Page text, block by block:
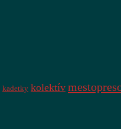
kadetky kolektív